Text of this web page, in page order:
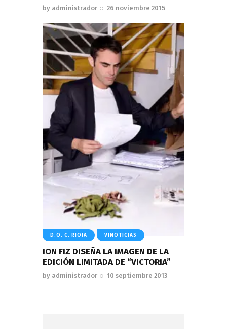
by administrador 26 noviembre 2015
D.O. C. RIOJA VINOTICIAS
ION FIZ DISEÑA LA IMAGEN DE LA
EDICIÓN LIMITADA DE “VICTORIA”
by administrador 10 septiembre 2013